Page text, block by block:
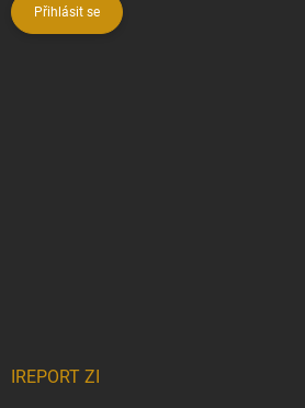
Přihlásit se
IREPORT ZI